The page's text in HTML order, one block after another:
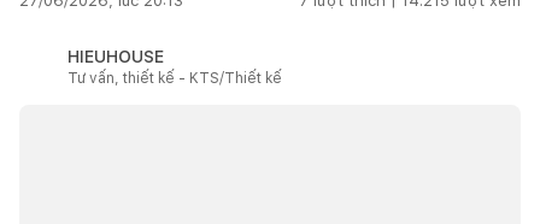
HIEUHOUSE
Tư vấn, thiết kế - KTS/Thiết kế